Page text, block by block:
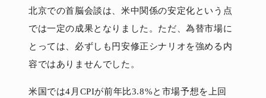
北京での首脳会談は、米中関係の安定化という点
では一定の成果となりました。ただ、為替市場に
とっては、必ずしも円安修正シナリオを強める内
容ではありませんでした。
米国では4月CPIが前年比3.8%と市場予想を上回